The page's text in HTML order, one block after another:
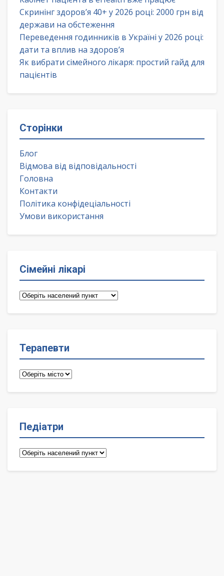
Скринінг здоров’я 40+ у 2026 році: 2000 грн від
держави на обстеження
Переведення годинників в Україні у 2026 році:
дати та вплив на здоров’я
Як вибрати сімейного лікаря: простий гайд для
пацієнтів
Сторінки
Блог
Відмова від відповідальності
Головна
Контакти
Політика конфідеціальності
Умови використання
Сімейні лікарі
Сімейні
Терапевти
Терапевти
Педіатри
Педіатри